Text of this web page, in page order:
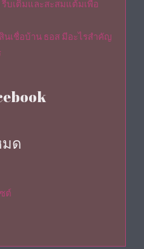
บเติมและสะสมแต้มเพื่อ
เชื่อบ้าน ธอส มีอะไรสำคัญ
มด
ต์